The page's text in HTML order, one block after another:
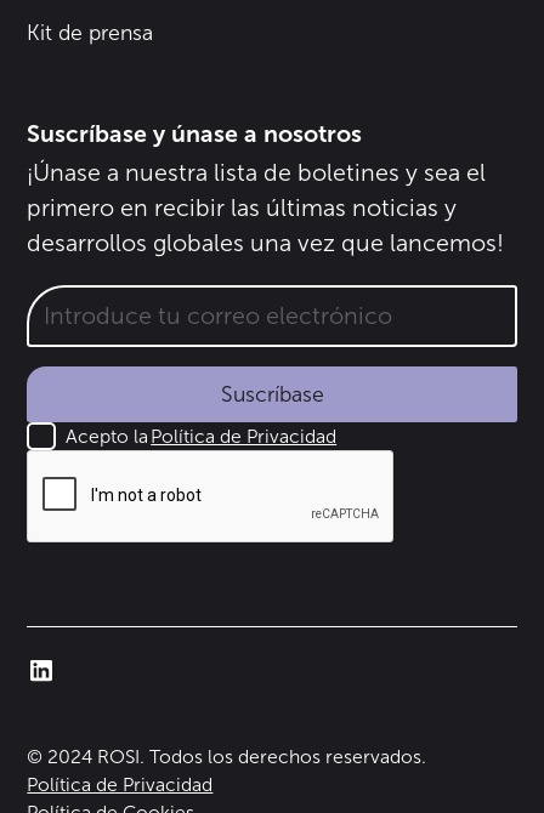
Kit de prensa
Suscríbase y únase a nosotros
¡Únase a nuestra lista de boletines y sea el
primero en recibir las últimas noticias y
desarrollos globales una vez que lancemos!
Suscríbase
Acepto la Política de Privacidad
© 2024 ROSI. Todos los derechos reservados.
Política de Privacidad